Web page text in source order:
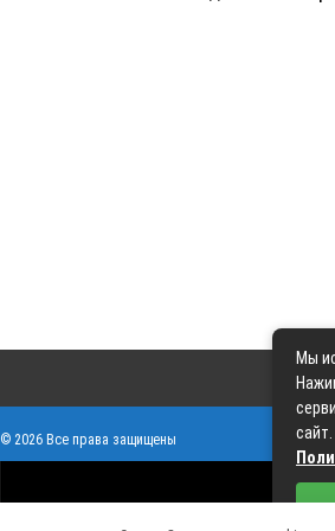
© 2026 Все права защищены
Мы
сайт.